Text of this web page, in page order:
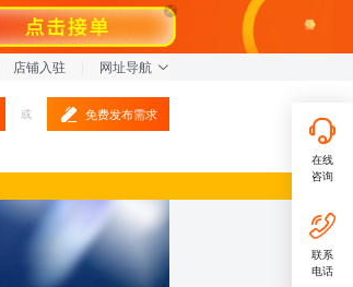
店铺入驻 网址导航
或 免费发布需求
在线
咨询
联系
电话